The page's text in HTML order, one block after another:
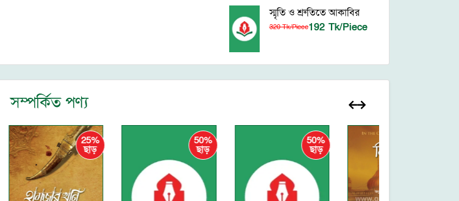
স্মৃতি ও শ্রুতিতে আকাবির
320 Tk/Piece192 Tk/Piece
সম্পর্কিত পণ্য
25%
ছাড়
25%
ছাড়